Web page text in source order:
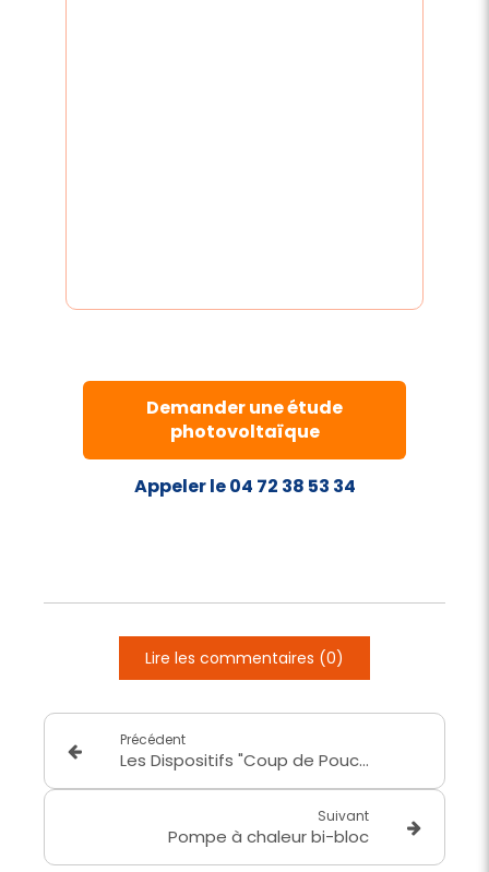
Demander une étude
photovoltaïque
Appeler le 04 72 38 53 34
Lire les commentaires (0)
Précédent
Les Dispositifs "Coup de Pouce"
Suivant
Pompe à chaleur bi-bloc